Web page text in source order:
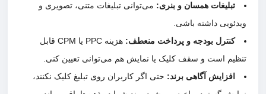
تبلیغات همسان و بنری: می‌توانی تبلیغات متنی، تصویری و
ویدئویی داشته باشی.
کنترل بودجه و پرداخت منعطف:
هزینه PPC یا CPM قابل
تنظیم است و سقف کلیک یا نمایش هم می‌توانی تعیین کنی.
افزایش آگاهی برند: حتی اگر کاربران روی تبلیغ کلیک نکنند،